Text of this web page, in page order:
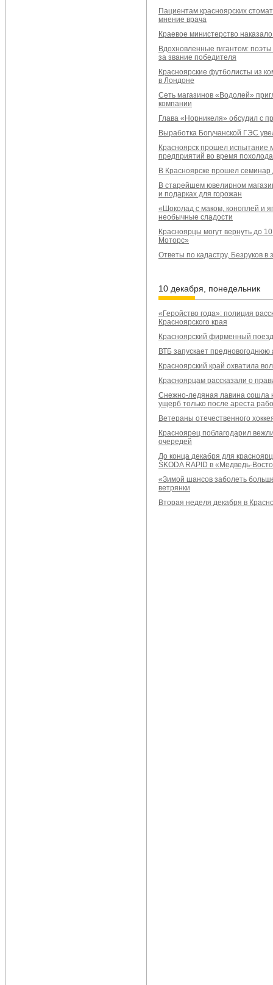
Пациентам красноярских
мнение врача
Краевое министерство
Вдохновленные гигантом:
за звание победителя
Красноярские футболисты из
в Лондоне
Cеть магазинов «Водолей»
компании
Глава «Норникеля» обсудил с
Выработка Богучанской ГЭС
Красноярск прошел испытание
предприятий во время
В Красноярске прошел семинар
В старейшем ювелирном
и подарках для горожан
«Шоколад с маком, коноплей и
необычные сладости
Красноярцы могут вернуть до
Моторс»
Ответы по кадастру, Безруков в
10 декабря, понедельник
«Геройство года»: полиция
Красноярского края
Красноярский фирменный
ВТБ запускает
Красноярский край охватила
Красноярцам рассказали о
Снежно-ледяная лавина сошла
ущерб только после ареста
Ветераны отечественного
Красноярец поблагодарил
очередей
До конца декабря для
ŠKODA RAPID в «Медведь-
«Зимой шансов заболеть
ветрянки
Вторая неделя декабря в